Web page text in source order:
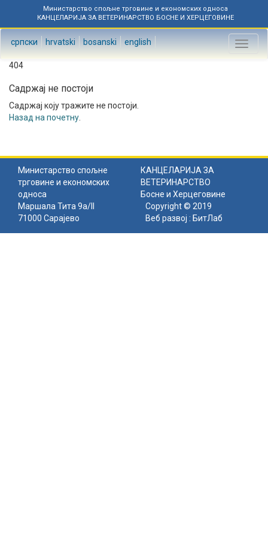
Министарство спољне трговине и економских односа
КАНЦЕЛАРИЈА ЗА ВЕТЕРИНАРСТВО БОСНЕ И ХЕРЦЕГОВИНЕ
српски hrvatski bosanski english
Toggle
404
Садржај не постоји
Садржај коју тражите не постоји.
Назад на почетну
Министарство спољне
трговине и економских
односа
КАНЦЕЛАРИЈА ЗА
ВЕТЕРИНАРСТВО
Босне и Херцеговине
Маршала Тита 9а/II
71000 Сарајево
Copyright © 2019
Веб развој : БитЛаб